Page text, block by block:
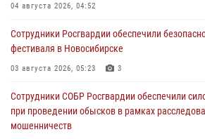
04 августа 2026, 04:52
Сотрудники Росгвардии обеспечили
фестиваля в Новосибирске
03 августа 2026, 05:23 3
Сотрудники СОБР Росгвардии обеспечили
при проведении обысков в рамках
мошенничеств